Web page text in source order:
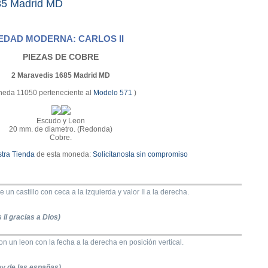
Madrid MD
MODERNA: CARLOS II
PIEZAS DE COBRE
2 Maravedis 1685 Madrid MD
11050 perteneciente al Modelo 571 )
Escudo y Leon
20 mm. de diametro. (Redonda)
Cobre.
Tienda de esta moneda: Solicítanosla sin compromiso
un castillo con ceca a la izquierda y valor II a la derecha.
II gracias a Dios)
un leon con la fecha a la derecha en posición vertical.